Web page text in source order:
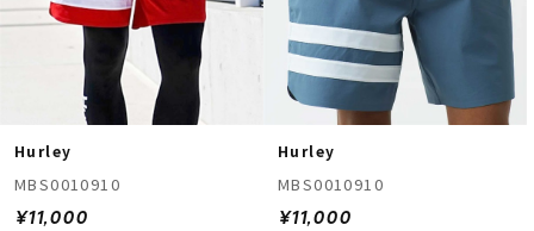
Hurley
MBS0010910
¥11,000
Hurley
MBS0010910
¥11,000